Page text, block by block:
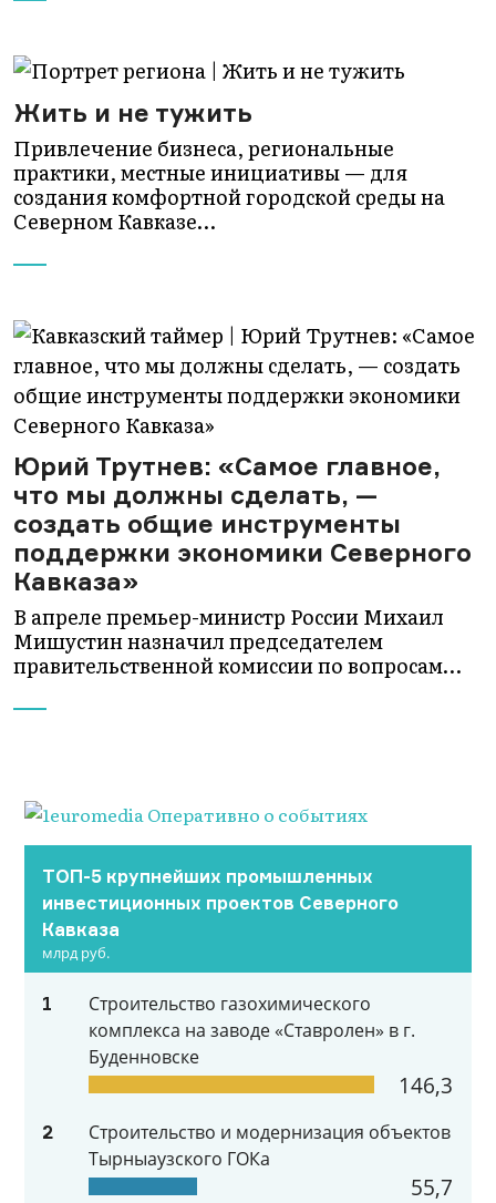
Жить и не тужить
Привлечение бизнеса, региональные
практики, местные инициативы — для
создания комфортной городской среды на
Северном Кавказе…
Юрий Трутнев: «Самое главное,
что мы должны сделать, —
создать общие инструменты
поддержки экономики Северного
Кавказа»
В апреле премьер-министр России Михаил
Мишустин назначил председателем
правительственной комиссии по вопросам…
ТОП-5 крупнейших промышленных
инвестиционных проектов Северного
Кавказа
млрд руб.
1
Строительство газохимического
комплекса на заводе «Ставролен» в г.
Буденновске
146,3
2
Строительство и модернизация объектов
Тырныаузского ГОКа
55,7